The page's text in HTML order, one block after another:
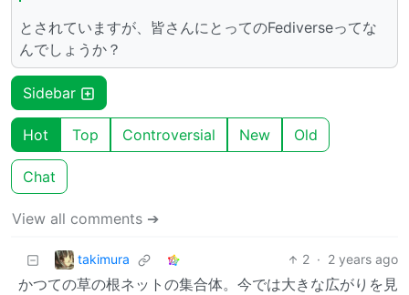
とされていますが、皆さんにとってのFediverseってな
んでしょうか？
Sidebar
Hot Top Controversial New Old
Chat
View all comments ➔
takimura 2 · 2 years ago
かつての草の根ネットの集合体。今では大きな広がりを見